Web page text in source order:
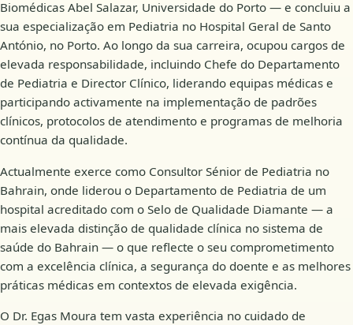
Biomédicas Abel Salazar, Universidade do Porto — e concluiu a
sua especialização em Pediatria no Hospital Geral de Santo
António, no Porto. Ao longo da sua carreira, ocupou cargos de
elevada responsabilidade, incluindo Chefe do Departamento
de Pediatria e Director Clínico, liderando equipas médicas e
participando activamente na implementação de padrões
clínicos, protocolos de atendimento e programas de melhoria
contínua da qualidade.
Actualmente exerce como Consultor Sénior de Pediatria no
Bahrain, onde liderou o Departamento de Pediatria de um
hospital acreditado com o Selo de Qualidade Diamante — a
mais elevada distinção de qualidade clínica no sistema de
saúde do Bahrain — o que reflecte o seu comprometimento
com a excelência clínica, a segurança do doente e as melhores
práticas médicas em contextos de elevada exigência.
O Dr. Egas Moura tem vasta experiência no cuidado de